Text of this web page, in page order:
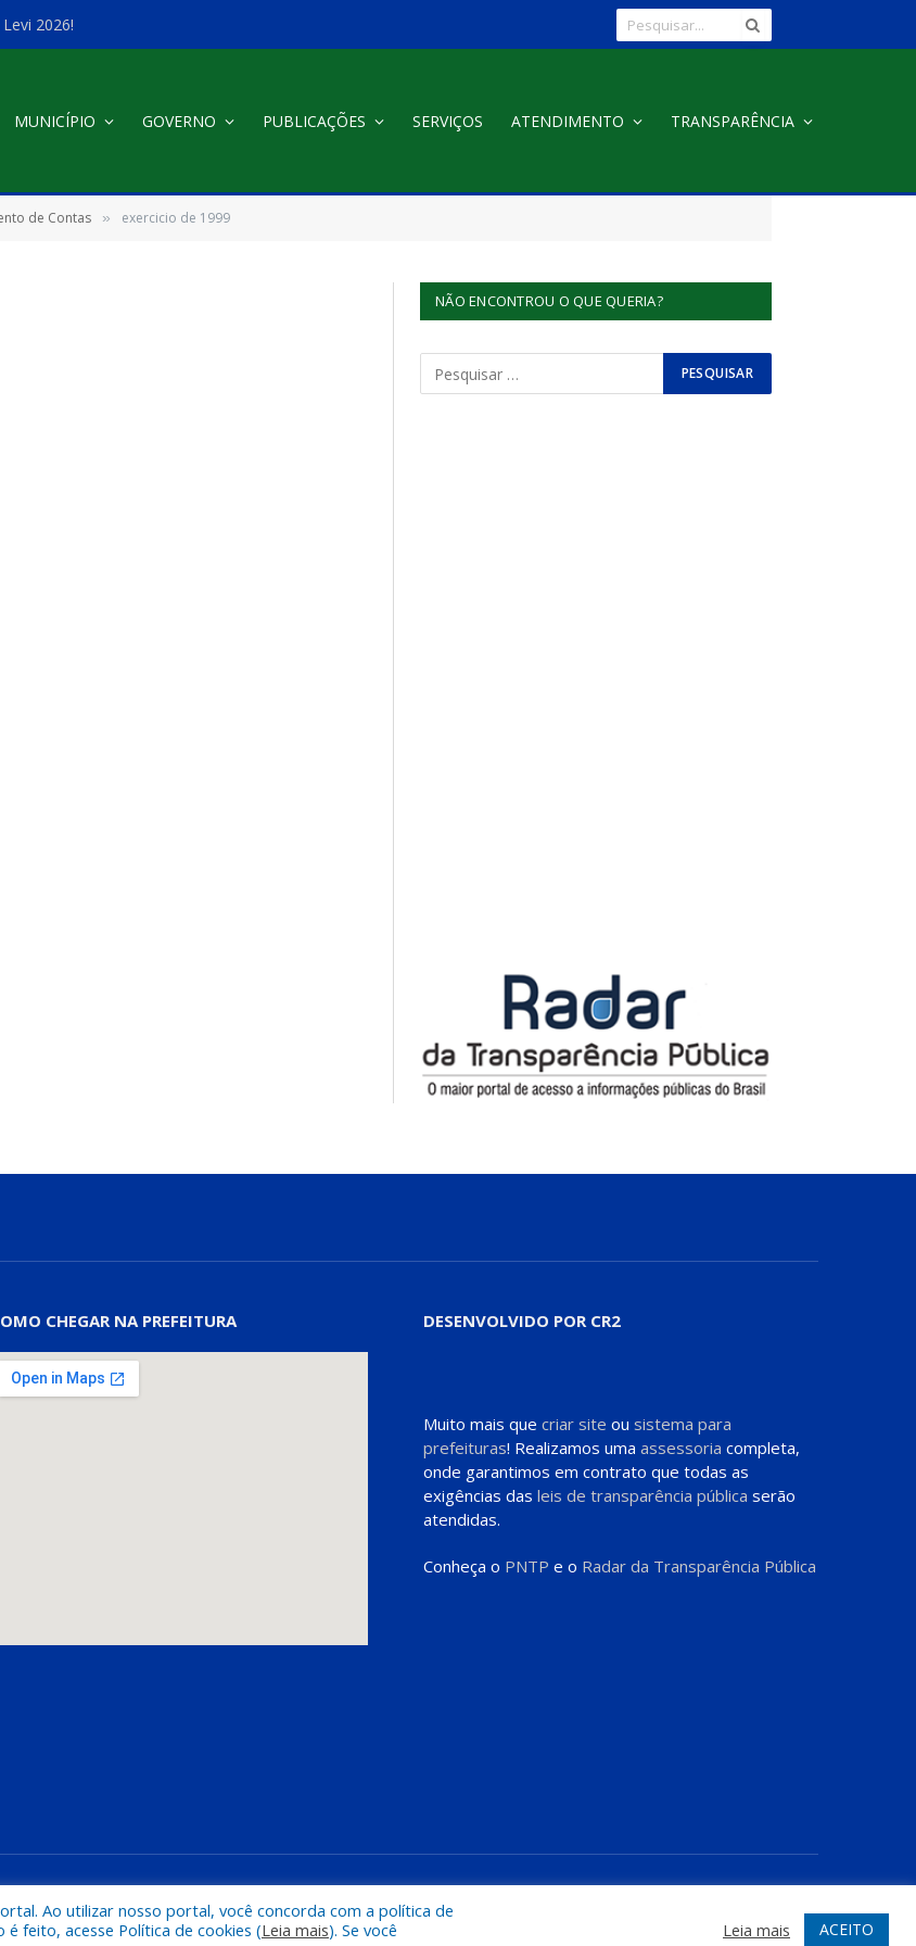
2026!
MUNICÍPIO GOVERNO PUBLICAÇÕES SERVIÇOS ATENDIMENTO TRANSPARÊNCIA
de Contas » exercicio de 1999
NÃO ENCONTROU O QUE QUERIA?
CHEGAR NA PREFEITURA DESENVOLVIDO POR CR2
Muito mais que criar site ou sistema para
prefeituras! Realizamos uma assessoria completa,
onde garantimos em contrato que todas as
exigências das leis de transparência pública serão
atendidas.
Conheça o PNTP e o Radar da Transparência Pública
Ao utilizar nosso portal, você concorda com a política de
feito, acesse Política de cookies (Leia mais). Se você
Leia mais ACEITO